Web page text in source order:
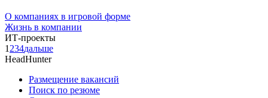
О компаниях в игровой форме
Жизнь в компании
ИТ-проекты
1 234дальше
HeadHunter
Размещение вакансий
Поиск по резюме